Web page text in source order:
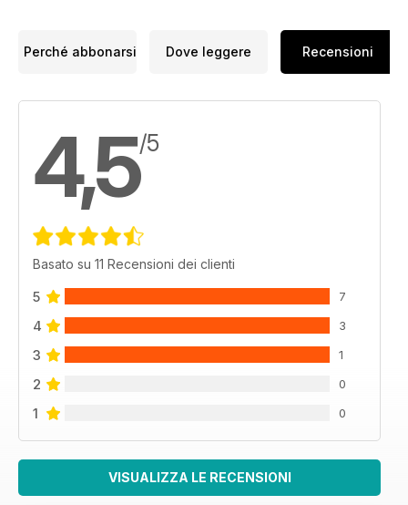
Perché abbonarsi Dove leggere Recensioni
4,5/5
Basato su 11 Recensioni dei clienti
5 7
4 3
3 1
2 0
1 0
VISUALIZZA LE RECENSIONI